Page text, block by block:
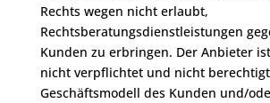
Rechts wegen nicht erlaubt,
Rechtsberatungsdienstleistungen
Kunden zu erbringen. Der Anbieter
nicht verpflichtet und nicht
Geschäftsmodell des Kunden und/